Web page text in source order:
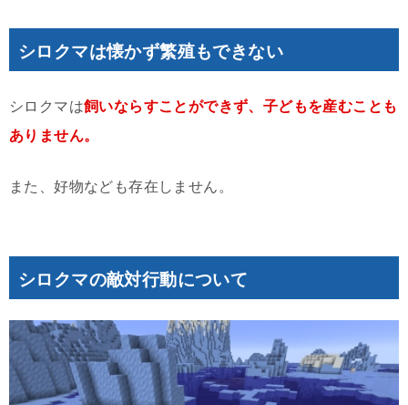
シロクマは懐かず繁殖もできない
シロクマは飼いならすことができず、子どもを産むことも
ありません。
また、好物なども存在しません。
シロクマの敵対行動について